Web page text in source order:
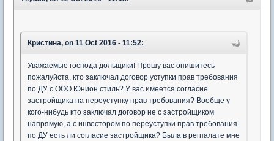
Кристина, on 11 Oct 2016 - 11:52:
Уважаемые господа дольщики! Прошу вас опишитесь
пожалуйста, кто заключал договор уступки прав требования
по ДУ с ООО Юнион стиль? У вас имеется согласие
застройщика на переуступку прав требования? Вообще у
кого-нибудь кто заключал договор не с застройщиком
напрямую, а с инвестором по переуступки прав требования
по ДУ есть ли согласие застройщика? Была в регпалате мне